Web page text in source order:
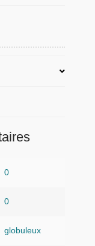
0
0
globuleux